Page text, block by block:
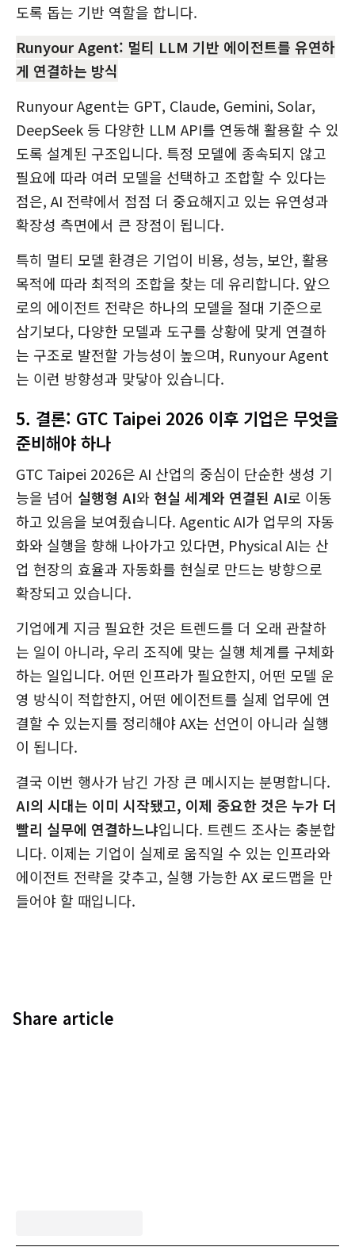
도록 돕는 기반 역할을 합니다.
Runyour Agent: 멀티 LLM 기반 에이전트를 유연하
게 연결하는 방식
Runyour Agent는 GPT, Claude, Gemini, Solar,
DeepSeek 등 다양한 LLM API를 연동해 활용할 수 있
도록 설계된 구조입니다. 특정 모델에 종속되지 않고
필요에 따라 여러 모델을 선택하고 조합할 수 있다는
점은, AI 전략에서 점점 더 중요해지고 있는 유연성과
확장성 측면에서 큰 장점이 됩니다.
특히 멀티 모델 환경은 기업이 비용, 성능, 보안, 활용
목적에 따라 최적의 조합을 찾는 데 유리합니다. 앞으
로의 에이전트 전략은 하나의 모델을 절대 기준으로
삼기보다, 다양한 모델과 도구를 상황에 맞게 연결하
는 구조로 발전할 가능성이 높으며, Runyour Agent
는 이런 방향성과 맞닿아 있습니다.
5. 결론: GTC Taipei 2026 이후 기업은 무엇을
준비해야 하나
GTC Taipei 2026은 AI 산업의 중심이 단순한 생성 기
능을 넘어 실행형 AI와현실 세계와 연결된 AI로 이동
하고 있음을 보여줬습니다. Agentic AI가 업무의 자동
화와 실행을 향해 나아가고 있다면, Physical AI는 산
업 현장의 효율과 자동화를 현실로 만드는 방향으로
확장되고 있습니다.
기업에게 지금 필요한 것은 트렌드를 더 오래 관찰하
는 일이 아니라, 우리 조직에 맞는 실행 체계를 구체화
하는 일입니다. 어떤 인프라가 필요한지, 어떤 모델 운
영 방식이 적합한지, 어떤 에이전트를 실제 업무에 연
결할 수 있는지를 정리해야 AX는 선언이 아니라 실행
이 됩니다.
결국 이번 행사가 남긴 가장 큰 메시지는 분명합니다.
AI의 시대는 이미 시작됐고, 이제 중요한 것은 누가 더
빨리 실무에 연결하느냐입니다. 트렌드 조사는 충분합
니다. 이제는 기업이 실제로 움직일 수 있는 인프라와
에이전트 전략을 갖추고, 실행 가능한 AX 로드맵을 만
들어야 할 때입니다.
Share article